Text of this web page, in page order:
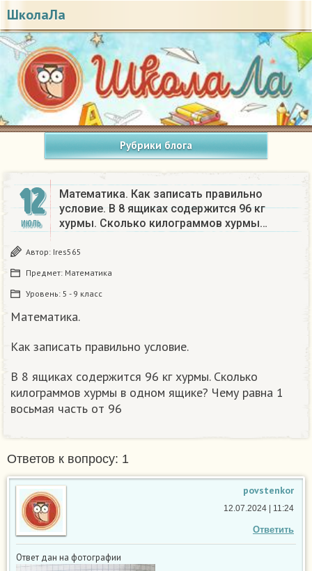
ШколаЛа
Рубрики блога
12
ИЮЛЬ
Математика. Как записать правильно
условие. В 8 ящиках содержится 96 кг
хурмы. Сколько килограммов хурмы…
Автор: Ires565
Предмет: Математика
Уровень: 5 - 9 класс
Математика.
Как записать правильно условие.
В 8 ящиках содержится 96 кг хурмы. Сколько
килограммов хурмы в одном ящике? Чему равна 1
восьмая часть от 96
Ответов к вопросу: 1
povstenkor
Ответить
12.07.2024 | 11:24
Ответ дан на фотографии